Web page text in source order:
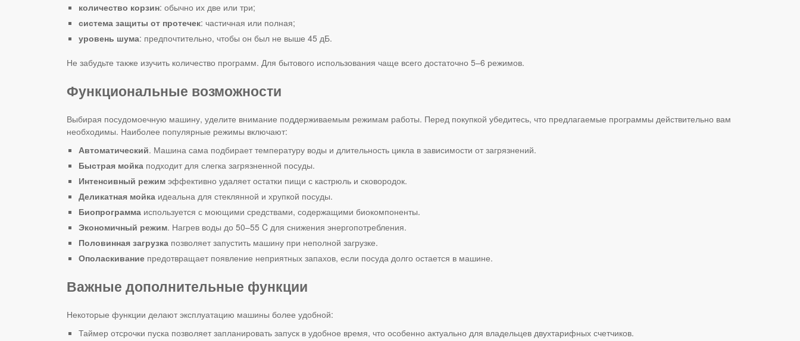
количество корзин: обычно их две или три;
система защиты от протечек: частичная или полная;
уровень шума: предпочтительно, чтобы он был не выше 45 дБ.
Не забудьте также изучить количество программ. Для бытового использования чаще всего достаточно 5–6 режимов.
Функциональные возможности
Выбирая посудомоечную машину, уделите внимание поддерживаемым режимам работы. Перед покупкой убедитесь, что предлагаемые программы действительно вам
необходимы. Наиболее популярные режимы включают:
Автоматический. Машина сама подбирает температуру воды и длительность цикла в зависимости от загрязнений.
Быстрая мойка подходит для слегка загрязненной посуды.
Интенсивный режим эффективно удаляет остатки пищи с кастрюль и сковородок.
Деликатная мойка идеальна для стеклянной и хрупкой посуды.
Биопрограмма используется с моющими средствами, содержащими биокомпоненты.
Экономичный режим. Нагрев воды до 50–55 C для снижения энергопотребления.
Половинная загрузка позволяет запустить машину при неполной загрузке.
Ополаскивание предотвращает появление неприятных запахов, если посуда долго остается в машине.
Важные дополнительные функции
Некоторые функции делают эксплуатацию машины более удобной:
Таймер отсрочки пуска позволяет запланировать запуск в удобное время, что особенно актуально для владельцев двухтарифных счетчиков.